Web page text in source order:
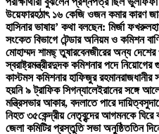
উয়েফারহঠাৎ ১৬ কেজি ওজন কমার কারণ
হাসিনার ভাষায়’ কথা বলছেন: মির্জা ফখরুল
সংকেত বিভাগে টেন্ডার অনিয়ম ও কমিশন
মোহাম্মদ শামছ্ তুষারবেনজীরের অন্য দেশের
স্বরাষ্ট্রমন্ত্রীরদুদক কমিশনার পদে নিয়োগের
কাস্টমস কমিশনার হাফিজুর রহমান
হয়নি ৯ ট্রাফিক সিগন্যালেইরানের সঙ্গে
মন্ত্রিসভার আকার, বদলাতে পারে দায়িত্ব
নিহত ৩৫কেন্দ্রীয় নেতৃবৃন্দের আগমনকে ঘিরে
জেলা কমিটির প্রস্তুতি সভা অনুষ্ঠিততিন